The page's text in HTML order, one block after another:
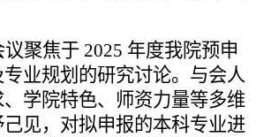
议聚焦于 2025 年度我院预申
业规划的研究讨论。与会人
、学院特色、师资力量等多维
见，对拟申报的本科专业进